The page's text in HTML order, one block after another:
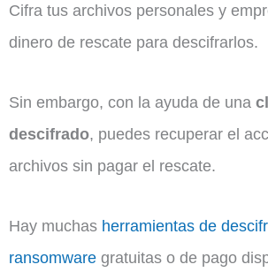
Cifra tus archivos personales y
dinero de rescate para descifrarlos.
Sin embargo, con la ayuda de una
descifrado, puedes recuperar el
archivos sin pagar el rescate.
Hay muchas herramientas de
ransomware gratuitas o de pago